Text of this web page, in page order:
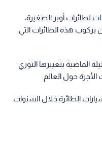
لطائرات أوبر الصغيرة،
بركوب هذه الطائرات التي
الماضية بتغييرها الثوري
حول العالم.
الطائرة خلال السنوات